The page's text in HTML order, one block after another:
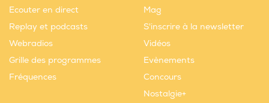
Ecouter en direct
Replay et podcasts
Webradios
Grille des programmes
Fréquences
Mag
S'inscrire à la newsletter
Vidéos
Evènements
Concours
Nostalgie+